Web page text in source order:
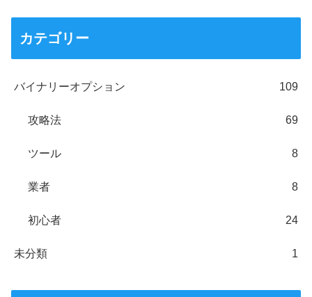
カテゴリー
バイナリーオプション 109
攻略法 69
ツール 8
業者 8
初心者 24
未分類 1